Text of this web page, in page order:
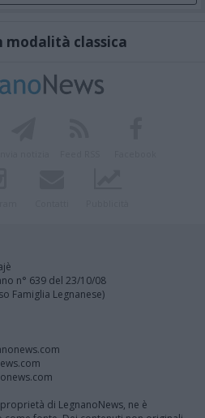
modalità classica
n° 639 del 23/10/08
Famiglia Legnanese)
di LegnanoNews, ne è